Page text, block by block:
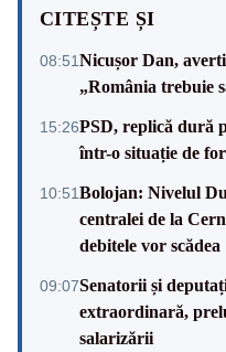
CITEȘTE ȘI
08:51Nicușor Dan,
„România trebuie
15:26PSD, replică dură
într-o situație de
10:51Bolojan: Nivelul
centralei de la
debitele vor scădea
09:07Senatorii și
extraordinară,
salarizării